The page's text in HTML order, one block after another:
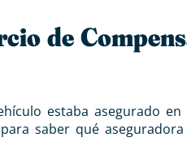
de
estaba asegurado
saber qué